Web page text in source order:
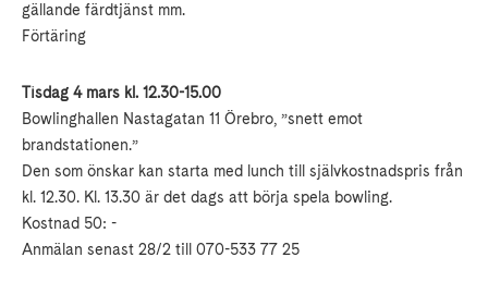
gällande färdtjänst mm.
Förtäring
Tisdag 4 mars kl. 12.30-15.00
Bowlinghallen Nastagatan 11 Örebro, ”snett emot
brandstationen.”
Den som önskar kan starta med lunch till självkostnadspris från
kl. 12.30. Kl. 13.30 är det dags att börja spela bowling.
Kostnad 50: -
Anmälan senast 28/2 till 070-533 77 25